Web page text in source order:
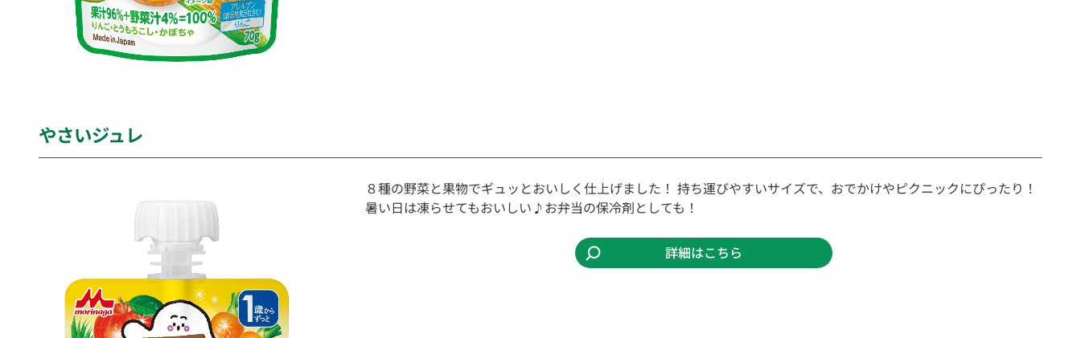
やさいジュレ
８種の野菜と果物でギュッとおいしく仕上げました！ 持ち運びやすいサイズで、おでかけやピクニックにぴったり！
暑い日は凍らせてもおいしい♪お弁当の保冷剤としても！
詳細はこちら